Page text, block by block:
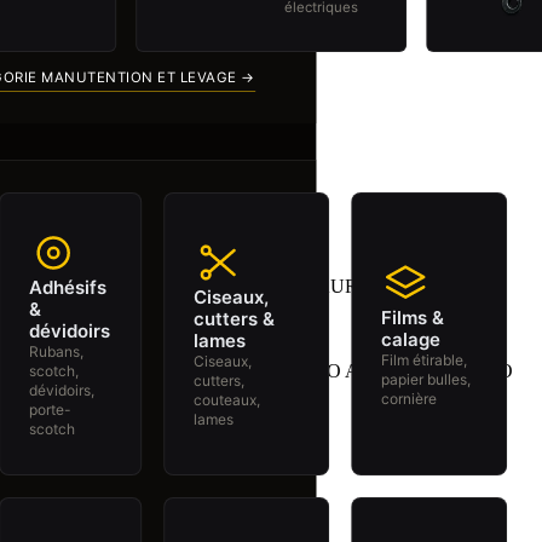
électriques
MANUTENTION ET LEVAGE →
Adhésifs
&
dévidoirs
Rubans,
scotch,
dévidoirs,
porte-
scotch
Ciseaux,
cutters &
lames
Ciseaux,
cutters,
couteaux,
lames
Films &
calage
Film étirable,
papier bulles,
cornière
Recrutement
Mon panier
Se connecter
Boutique
Boîte de connection 4 zones VIRGO AURATON 4D PRO